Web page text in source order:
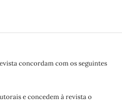
concordam com os seguintes
e concedem à revista o